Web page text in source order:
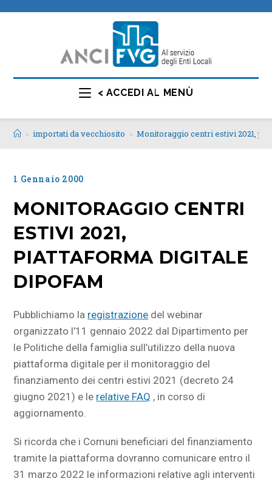
< ACCEDI AL MENÙ
> importati da vecchiosito > Monitoraggio centri estivi 2021,
1 Gennaio 2000
MONITORAGGIO CENTRI
ESTIVI 2021,
PIATTAFORMA DIGITALE
DIPOFAM
Pubblichiamo la registrazione del webinar
organizzato l’11 gennaio 2022 dal Dipartimento per
le Politiche della famiglia sull’utilizzo della nuova
piattaforma digitale per il monitoraggio del
finanziamento dei centri estivi 2021 (decreto 24
giugno 2021) e le relative FAQ , in corso di
aggiornamento.
Si ricorda che i Comuni beneficiari del finanziamento
tramite la piattaforma dovranno comunicare entro il
31 marzo 2022 le informazioni relative agli interventi